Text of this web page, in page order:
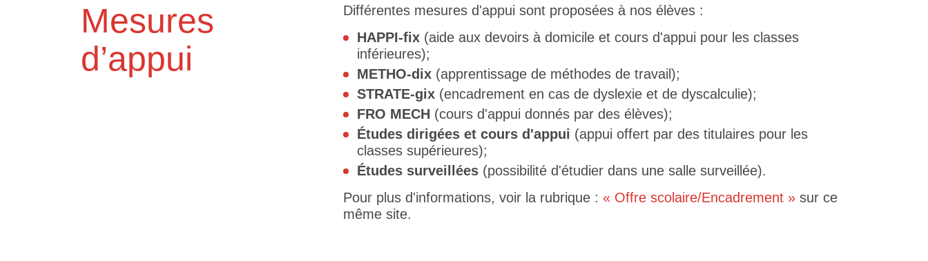
Mesures
d’appui
Différentes mesures d'appui sont proposées à nos élèves :
HAPPI-fix(aide aux devoirs à domicile et cours d'appui pour les classes
inférieures);
METHO-dix(apprentissage de méthodes de travail);
STRATE-gix(encadrement en cas de dyslexie et de dyscalculie);
FRO MECH (cours d'appui donnés par des élèves);
Études dirigées et cours d'appui (appui offert par des titulaires pour les
classes supérieures);
Études surveillées(possibilité d'étudier dans une salle surveillée).
Pour plus d'informations, voir la rubrique : « Offre scolaire/Encadrement »sur ce
même site.